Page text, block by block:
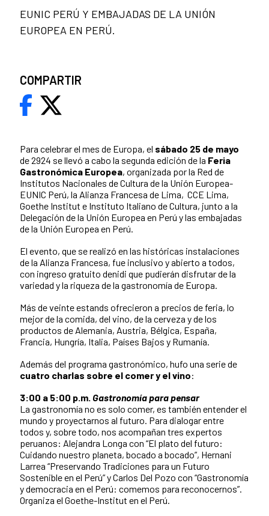
Para celebrar el mes de Europa, el sábado 25 de mayo
de 2924 se llevó a cabo la segunda edición de la Feria
Gastronómica Europea, organizada por la Red de
Institutos Nacionales de Cultura de la Unión Europea-
EUNIC Perú, la Alianza Francesa de Lima, CCE Lima,
Goethe Institut e Instituto Italiano de Cultura, junto a la
Delegación de la Unión Europea en Perú y las embajadas
de la Unión Europea en Perú.
El evento, que se realizó en las históricas instalaciones
de la Alianza Francesa, fue inclusivo y abierto a todos,
con ingreso gratuito denidi que pudierán disfrutar de la
variedad y la riqueza de la gastronomía de Europa.
Más de veinte estands ofrecieron a precios de feria, lo
mejor de la comida, del vino, de la cerveza y de los
productos de Alemania, Austria, Bélgica, España,
Francia, Hungría, Italia, Países Bajos y Rumanía.
Además del programa gastronómico, hufo una serie de
cuatro charlas sobre el comer y el vino:
3:00 a 5:00 p.m. Gastronomía para pensar
La gastronomía no es solo comer, es también entender el
mundo y proyectarnos al futuro. Para dialogar entre
todos y, sobre todo, nos acompañan tres expertos
peruanos: Alejandra Longa con “El plato del futuro:
Cuidando nuestro planeta, bocado a bocado”, Hernani
Larrea “Preservando Tradiciones para un Futuro
Sostenible en el Perú” y Carlos Del Pozo con “Gastronomía
y democracia en el Perú: comemos para reconocernos”.
Organiza el Goethe-Institut en el Perú.
EUNIC PERÚ Y EMBAJADAS DE LA UNIÓN
EUROPEA EN PERÚ.
COMPARTIR